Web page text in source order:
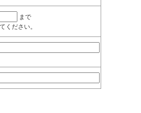
まで
ださい。